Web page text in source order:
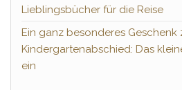
Lieblingsbücher für die Reise
Ein ganz besonderes Geschenk
Kindergartenabschied: Das
ein